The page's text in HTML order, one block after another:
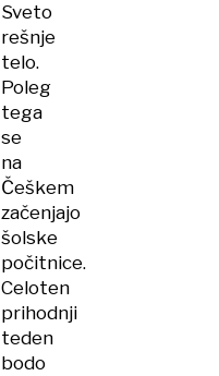
Sveto
rešnje
telo.
Poleg
tega
se
na
Češkem
začenjajo
šolske
počitnice.
Celoten
prihodnji
teden
bodo